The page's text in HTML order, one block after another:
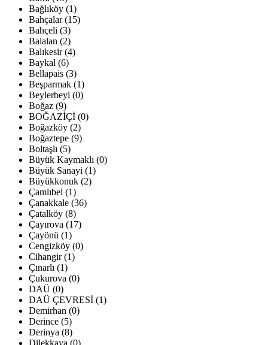
Bağlıköy (1)
Bahçalar (15)
Bahçeli (3)
Balalan (2)
Balıkesir (4)
Baykal (6)
Bellapais (3)
Beşparmak (1)
Beylerbeyi (0)
Boğaz (9)
BOĞAZİÇİ (0)
Boğazköy (2)
Boğaztepe (9)
Boltaşlı (5)
Büyük Kaymaklı (0)
Büyük Sanayi (1)
Büyükkonuk (2)
Çamlıbel (1)
Çanakkale (36)
Çatalköy (8)
Çayırova (17)
Çayönü (1)
Cengizköy (0)
Cihangir (1)
Çınarlı (1)
Çukurova (0)
DAÜ (0)
DAÜ ÇEVRESİ (1)
Demirhan (0)
Derince (5)
Derinya (8)